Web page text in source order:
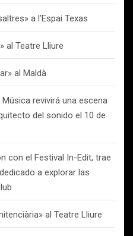
a l’Espai Texas
al Teatre Lliure
al Maldà
revivirá una escena
del sonido el 10 de
con el Festival In-Edit, trae
a explorar las
al Teatre Lliure